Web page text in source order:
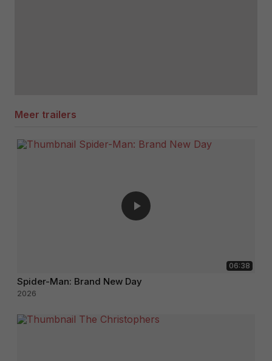
Meer trailers
06:38
Spider-Man: Brand New Day
2026